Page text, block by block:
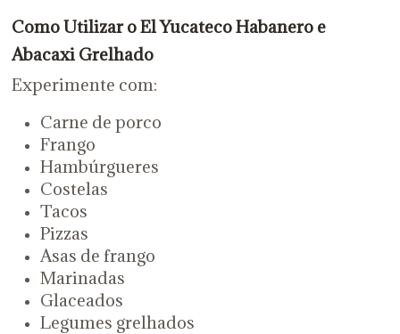
Como Utilizar o El Yucateco Habanero e
Abacaxi Grelhado
Experimente com:
Carne de porco
Frango
Hambúrgueres
Costelas
Tacos
Pizzas
Asas de frango
Marinadas
Glaceados
Legumes grelhados